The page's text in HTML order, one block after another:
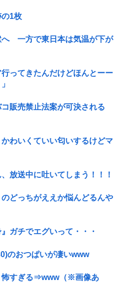
の1枚
へ 一方で東日本は気温が下が
ってきたんだけどほんとーー
コ販売禁止法案が可決される
わいくていい匂いするけどマ
放送中に吐いてしまう！！！
どっちがええか悩んどるんや
ガチでエグいって・・・
のおつぱいが凄いwww
怖すぎる⇒www（※画像あ